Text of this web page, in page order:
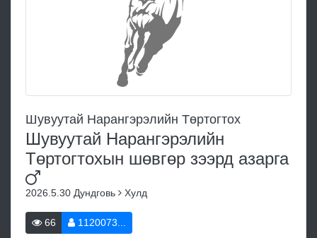
Шувуутай Нарангэрэлийн Төртогтох
Шувуутай Нарангэрэлийн
Төртогтохын шөвгөр зээрд азарга
2026.5.30 Дундговь Хулд
66 1120073...